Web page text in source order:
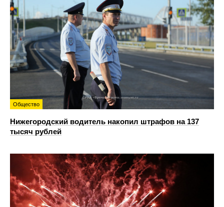
Общество
Нижегородский водитель накопил штрафов на 137
тысяч рублей